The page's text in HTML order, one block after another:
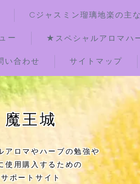
Cジャスミン瑠璃地楽の主
ー ★スペシャルアロマハ
い合わせ サイトマップ
と花の部屋
ハーブスパイス基材 プ
＋αクイズ
傾向チェック
/目次
魔王城
アロマやハーブの勉強や
使用購入するための
サポートサイト